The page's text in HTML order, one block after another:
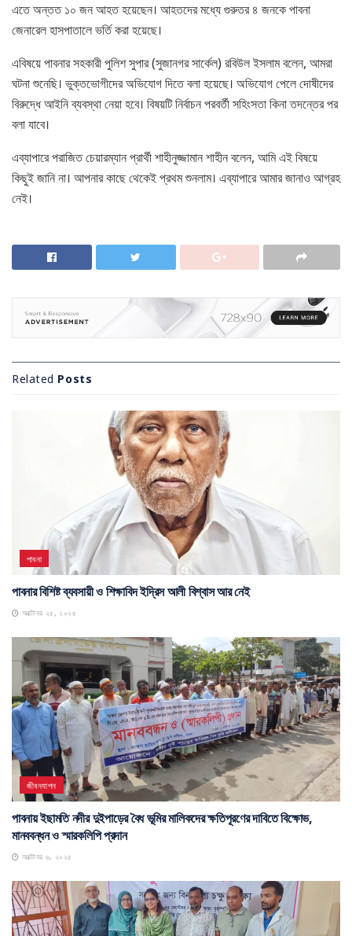
এতে অন্তত ১০ জন আহত হয়েছেন। আহতদের মধ্যে গুরুতর ৪ জনকে পাবনা
জেনারেল হাসপাতালে ভর্তি করা হয়েছে।
এবিষয়ে পাবনার সহকারী পুলিশ সুপার (সুজানগর সার্কেল) রবিউল ইসলাম বলেন, আমরা
ঘটনা শুনেছি। ভুক্তভোগীদের অভিযোগ দিতে বলা হয়েছে। অভিযোগ পেলে দোষীদের
বিরুদ্ধে আইনি ব্যবস্থা নেয়া হবে। বিষয়টি নির্বাচন পরবর্তী সহিংসতা কিনা তদন্তের পর
বলা যাবে।
এব্যাপারে পরাজিত চেয়ারম্যান প্রার্থী শাহীনুজ্জামান শাহীন বলেন, আমি এই বিষয়ে
কিছুই জানি না। আপনার কাছে থেকেই প্রথম শুনলাম। এব্যাপারে আমার জানাও আগ্রহ
নেই।
Related Posts
পাবনা
পাবনার বিশিষ্ট ব্যবসায়ী ও শিক্ষাবিদ ইদ্রিস আলী বিশ্বাস আর নেই
অক্টোবর ২৫, ২০২৫
জীবনযাপন
পাবনায় ইছামতি নদীর দুইপাড়ের বৈধ ভূমির মালিকদের ক্ষতিপূরণের দাবিতে বিক্ষোভ,
মানববন্ধন ও স্মারকলিপি প্রদান
অক্টোবর ৬, ২০২৫